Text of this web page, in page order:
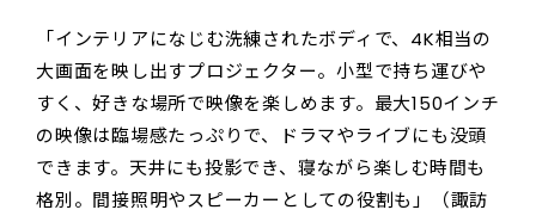
「インテリアになじむ洗練されたボディで、4K相当の
大画面を映し出すプロジェクター。小型で持ち運びや
すく、好きな場所で映像を楽しめます。最大150インチ
の映像は臨場感たっぷりで、ドラマやライブにも没頭
できます。天井にも投影でき、寝ながら楽しむ時間も
格別。間接照明やスピーカーとしての役割も」（諏訪